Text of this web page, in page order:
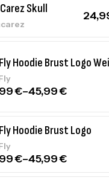
Skull
Hoodie Brust Logo
€–45,99€
Hoodie Brust Logo
€–45,99€